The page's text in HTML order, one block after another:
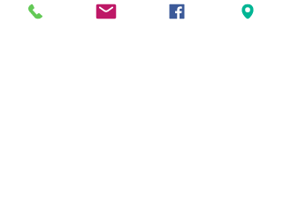
Ingegerd Nygren
Följ